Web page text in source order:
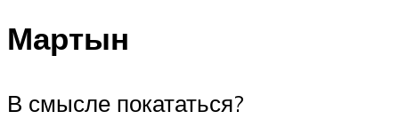
Мартын
В смысле покататься?